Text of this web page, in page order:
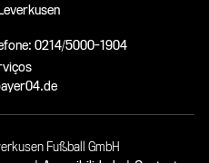
0214/5000-1904
Fußball GmbH